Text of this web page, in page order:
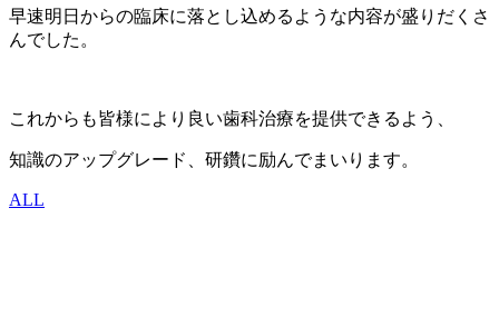
早速明日からの臨床に落とし込めるような内容が盛りだくさ
んでした。
これからも皆様により良い歯科治療を提供できるよう、
知識のアップグレード、研鑽に励んでまいります。
ALL